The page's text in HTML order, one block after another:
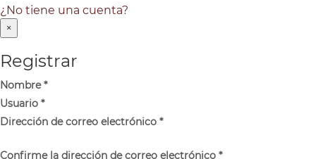
¿No tiene una cuenta?
×
Registrar
Nombre*
Usuario *
Dirección de correo electrónico *
Confirme la dirección de correo electrónico *